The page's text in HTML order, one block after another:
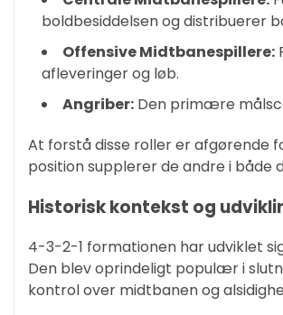
boldbesiddelsen og distribuerer
Offensive Midtbanespillere:
afleveringer og løb.
Angriber: Den primære
At forstå disse roller er afgørende
position supplerer de andre i både
Historisk kontekst og
4-3-2-1 formationen har udviklet
Den blev oprindeligt populær i
kontrol over midtbanen og